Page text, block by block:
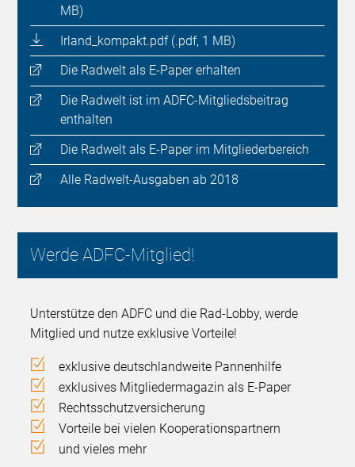
MB)
Irland_kompakt.pdf (.pdf, 1 MB)
Die Radwelt als E-Paper erhalten
Die Radwelt ist im ADFC-Mitgliedsbeitrag
enthalten
Die Radwelt als E-Paper im Mitgliederbereich
Alle Radwelt-Ausgaben ab 2018
Werde ADFC-Mitglied!
Unterstütze den ADFC und die Rad-Lobby, werde
Mitglied und nutze exklusive Vorteile!
exklusive deutschlandweite Pannenhilfe
exklusives Mitgliedermagazin als E-Paper
Rechtsschutzversicherung
Vorteile bei vielen Kooperationspartnern
und vieles mehr